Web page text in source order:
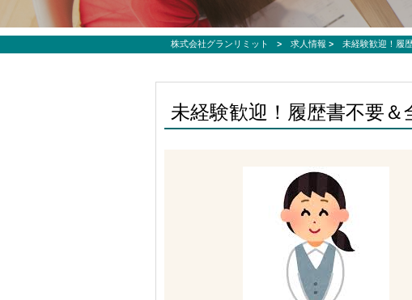
株式会社グランリミット > 求人情報 > 未経験歓迎！履
未経験歓迎！履歴書不要